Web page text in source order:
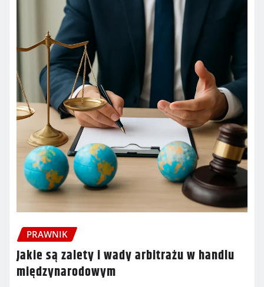
PRAWNIK
Jakie są zalety i wady arbitrażu w handlu
międzynarodowym